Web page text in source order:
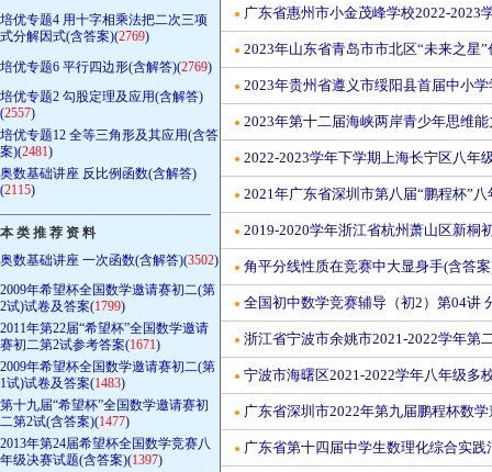
培优专题4 用十字相乘法把二次三项
式分解因式(含答案)(2769)
培优专题6 平行四边形(含解答)(2769)
培优专题2 勾股定理及应用(含解答)
(2557)
培优专题12 全等三角形及其应用(含答
案)(2481)
奥数基础讲座 反比例函数(含解答)
(2115)
————————————————
本 类 推 荐 资 料
奥数基础讲座 一次函数(含解答)(3502)
2009年希望杯全国数学邀请赛初二(第
2试)试卷及答案(1799)
2011年第22届“希望杯”全国数学邀请
赛初二第2试参考答案(1671)
2009年希望杯全国数学邀请赛初二(第
1试)试卷及答案(1483)
第十九届“希望杯”全国数学邀请赛初
二第2试(含答案)(1477)
2013年第24届希望杯全国数学竞赛八
年级决赛试题(含答案)(1397)
● 广东省惠州市小金茂峰学校2022-2023
● 2023年山东省青岛市市北区“未来之星
● 2023年贵州省遵义市绥阳县首届中小
● 2023年第十二届海峡两岸青少年思维
● 2022-2023学年下学期上海长宁区八年
● 2021年广东省深圳市第八届“鹏程杯”
● 2019-2020学年浙江省杭州萧山区新桐
● 角平分线性质在竞赛中大显身手(含答
● 全国初中数学竞赛辅导（初2）第04讲
● 浙江省宁波市余姚市2021-2022学年第
● 宁波市海曙区2021-2022学年八年级多
● 广东省深圳市2022年第九届鹏程杯数
● 广东省第十四届中学生数理化综合实